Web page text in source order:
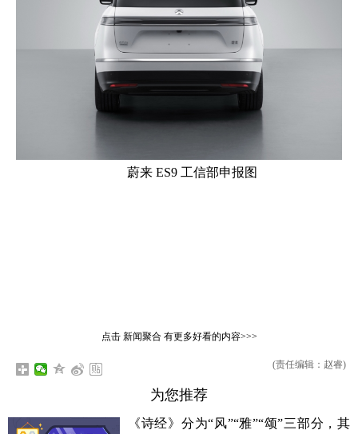
蔚来 ES9 工信部申报图
点击 新闻聚合有更多好看的内容>>>
(责任编辑：赵睿)
为您推荐
《诗经》分为“风”“雅”“颂”三部分，其